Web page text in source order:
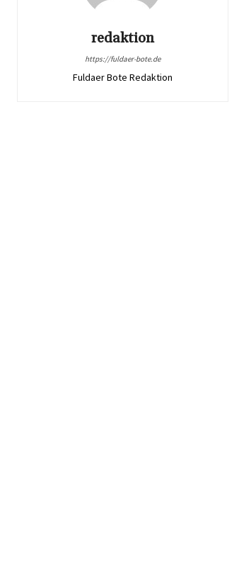
redaktion
https://fuldaer-bote.de
Fuldaer Bote Redaktion